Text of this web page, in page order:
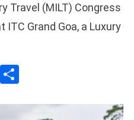
Travel (MILT) Congress
Grand Goa, a Luxury
LinkedIn